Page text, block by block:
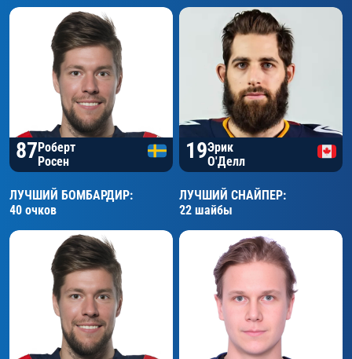
87Роберт
Росен
ЛУЧШИЙ БОМБАРДИР:
40 очков
19Эрик
О'Делл
ЛУЧШИЙ СНАЙПЕР:
22 шайбы